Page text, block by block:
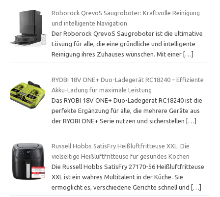
Roborock QrevoS Saugroboter: Kraftvolle Reinigung
und intelligente Navigation
Der Roborock QrevoS Saugroboter ist die ultimative
Lösung für alle, die eine gründliche und intelligente
Reinigung ihres Zuhauses wünschen. Mit einer […]
RYOBI 18V ONE+ Duo-Ladegerät RC18240 – Effiziente
Akku-Ladung für maximale Leistung
Das RYOBI 18V ONE+ Duo-Ladegerät RC18240 ist die
perfekte Ergänzung für alle, die mehrere Geräte aus
der RYOBI ONE+ Serie nutzen und sicherstellen […]
Russell Hobbs SatisFry Heißluftfritteuse XXL: Die
vielseitige Heißluftfritteuse für gesundes Kochen
Die Russell Hobbs SatisFry 27170-56 Heißluftfritteuse
XXL ist ein wahres Multitalent in der Küche. Sie
ermöglicht es, verschiedene Gerichte schnell und
[…]